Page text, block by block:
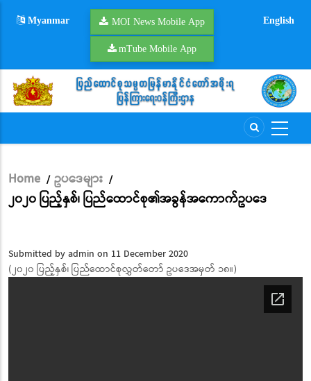
Myanmar MOI News Mobile App
mTube Mobile App
English
Breadcrumb
Home / ဥပဒေများ /
၂၀၂၀ ပြည့်နှစ်၊ ပြည်ထောင်စု၏အခွန်အကောက်ဥပဒေ
Submitted byadmin on 11 December 2020
(၂၀၂၀ ပြည့်နှစ်၊ ပြည်ထောင်စုလွှတ်တော် ဥပဒေအမှတ် ၁၈။)